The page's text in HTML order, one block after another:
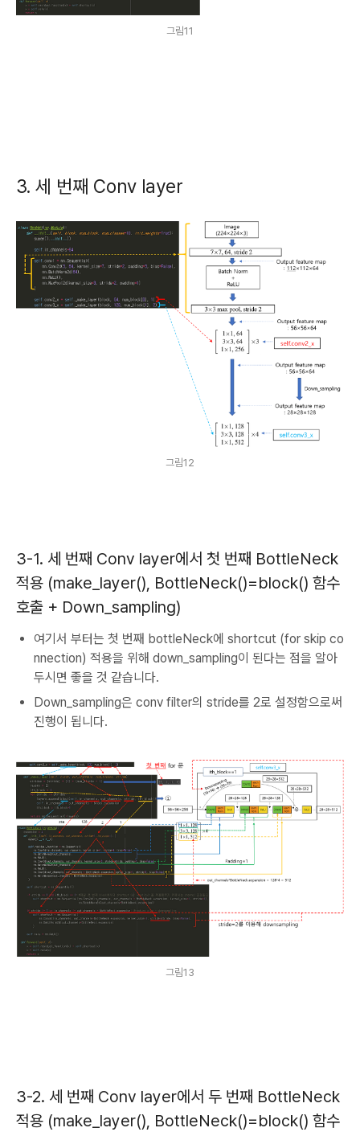
그림11
3. 세 번째 Conv layer
그림12
3-1. 세 번째 Conv layer에서 첫 번째 BottleNeck
적용 (make_layer(), BottleNeck()=block() 함수
호출 + Down_sampling)
여기서 부터는 첫 번째 bottleNeck에 shortcut (for skip co
nnection) 적용을 위해 down_sampling이 된다는 점을 알아
두시면 좋을 것 같습니다.
Down_sampling은 conv filter의 stride를 2로 설정함으로써
진행이 됩니다.
그림13
3-2. 세 번째 Conv layer에서 두 번째 BottleNeck
적용 (make_layer(), BottleNeck()=block() 함수